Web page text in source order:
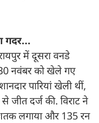
गदर...
में दूसरा वनडे
नवंबर को खेले गए
पार‍ियां खेली थीं,
जीत दर्ज की. विराट ने
लगाया और 135 रन